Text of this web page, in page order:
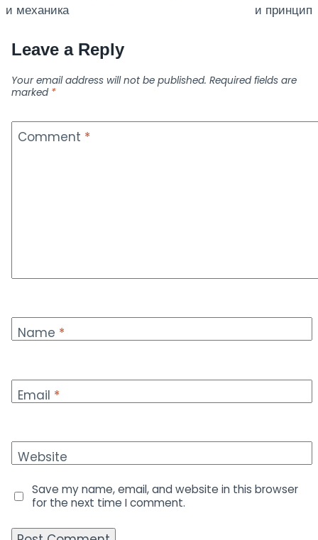
и механика
и принцип
Leave a Reply
Your email address will not be published. Required fields are
marked *
Comment *
Name *
Email *
Website
Save my name, email, and website in this browser
for the next time I comment.